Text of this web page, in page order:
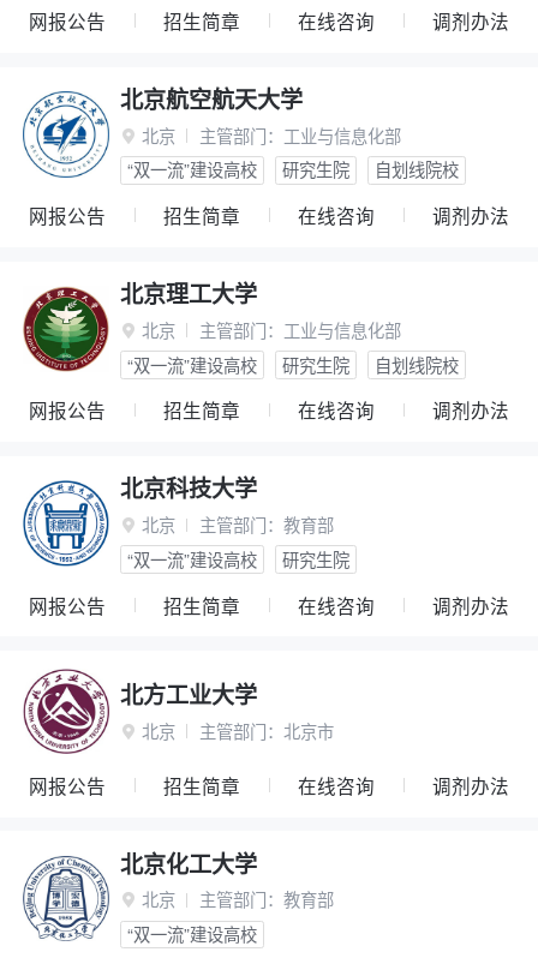
网报公告 招生简章 在线咨询 调剂办法
北京航空航天大学
 北京 主管部门： 工业与信息化部
“双一流”建设高校
研究生院 自划线院校
网报公告 招生简章 在线咨询 调剂办法
北京理工大学
 北京 主管部门： 工业与信息化部
“双一流”建设高校
研究生院 自划线院校
网报公告 招生简章 在线咨询 调剂办法
北京科技大学
 北京 主管部门： 教育部
“双一流”建设高校
研究生院
网报公告 招生简章 在线咨询 调剂办法
北方工业大学
 北京 主管部门： 北京市
网报公告 招生简章 在线咨询 调剂办法
北京化工大学
 北京 主管部门： 教育部
“双一流”建设高校